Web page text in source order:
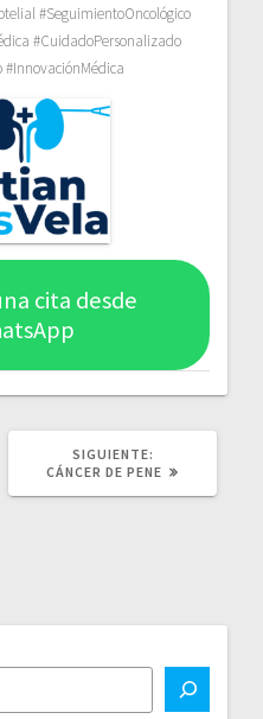
#SeguimientoOncológico
#CuidadoPersonalizado
#InnovaciónMédica
cita desde
SIGUIENTE:
POST:
CÁNCER DE PENE